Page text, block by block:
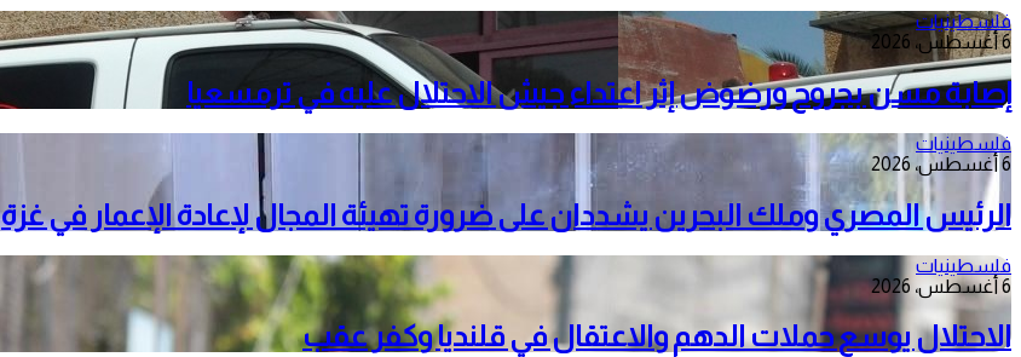
فلسطينيات
6 أغسطس، 2026
إصابة مسن بجروح ورضوض إثر اعتداء جيش الاحتلال عليه في ترمسعيا
فلسطينيات
6 أغسطس، 2026
الرئيس المصري وملك البحرين يشددان على ضرورة تهيئة المجال لإعادة الإعمار في غزة
فلسطينيات
6 أغسطس، 2026
الاحتلال يوسع حملات الدهم والاعتقال في قلنديا وكفر عقب